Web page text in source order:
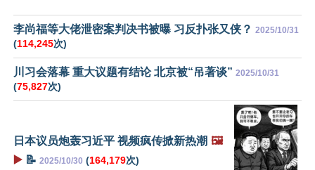
李尚福等大佬泄密案判决书被曝 习反扑张又侠？ 2025/10/31
(114,245次)
川习会落幕 重大议题有结论 北京被“吊著谈” 2025/10/31
(75,827次)
日本议员炮轰习近平 视频疯传掀新热潮 🖼️
▶️ 📝 2025/10/30 (164,179次)